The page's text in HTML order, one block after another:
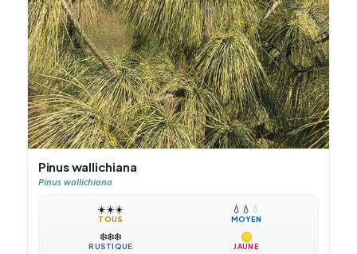
Pinus wallichiana
Pinus wallichiana
☀️☀️☀️
TOUS
💧 💧 💧
MOYEN
❄️❄️❄️
RUSTIQUE JAUNE